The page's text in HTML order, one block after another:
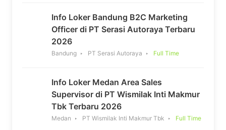
Info Loker Bandung B2C Marketing
Officer di PT Serasi Autoraya Terbaru
2026
Bandung PT Serasi Autoraya Full Time
Info Loker Medan Area Sales
Supervisor di PT Wismilak Inti Makmur
Tbk Terbaru 2026
Medan PT Wismilak Inti Makmur Tbk Full Time